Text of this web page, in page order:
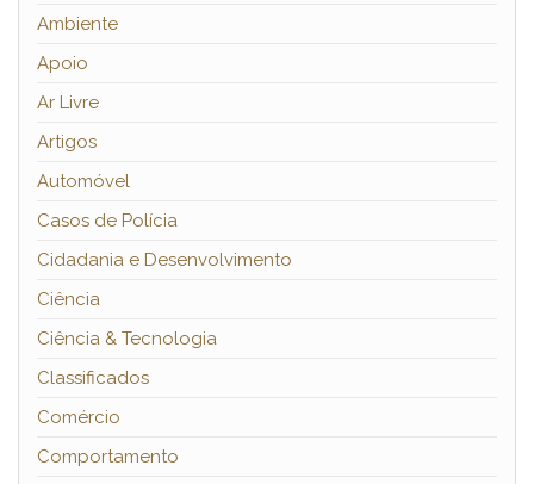
Ambiente
Apoio
Ar Livre
Artigos
Automóvel
Casos de Polícia
Cidadania e Desenvolvimento
Ciência
Ciência & Tecnologia
Classificados
Comércio
Comportamento